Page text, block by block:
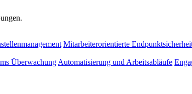
Mitarbeiterorientierte
Überwachung Automatisierung und Arbeitsabläufe